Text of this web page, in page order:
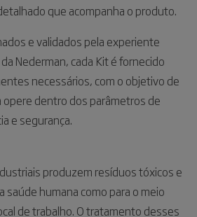
que acompanha o produto.
e validados pela experiente
Nederman, cada Kit é fornecido
necessários, com o objetivo de
dentro dos parâmetros de
e segurança.
produzem resíduos tóxicos e
saúde humana como para o meio
de trabalho. O tratamento desses